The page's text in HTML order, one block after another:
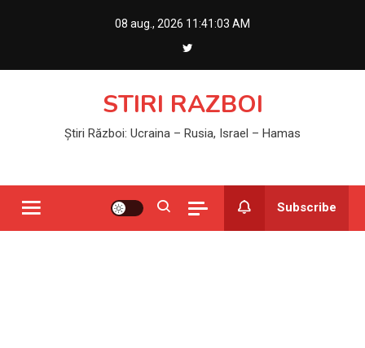
08 aug., 2026 11:41:03 AM
STIRI RAZBOI
Știri Război: Ucraina – Rusia, Israel – Hamas
Subscribe